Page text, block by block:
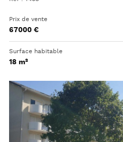
Prix de vente
67000 €
Surface habitable
18 m²